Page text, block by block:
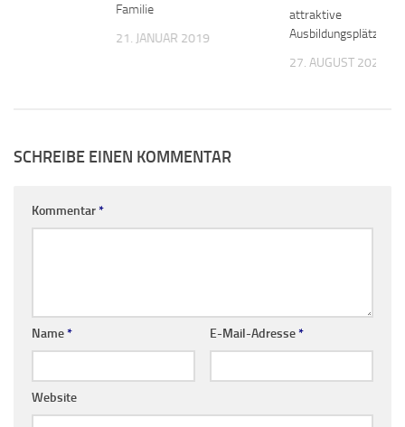
Familie
21. JANUAR 2019
attraktive
Ausbildungsplätze
27. AUGUST 2022
SCHREIBE EINEN KOMMENTAR
Kommentar*
Name* E-Mail-Adresse*
Website